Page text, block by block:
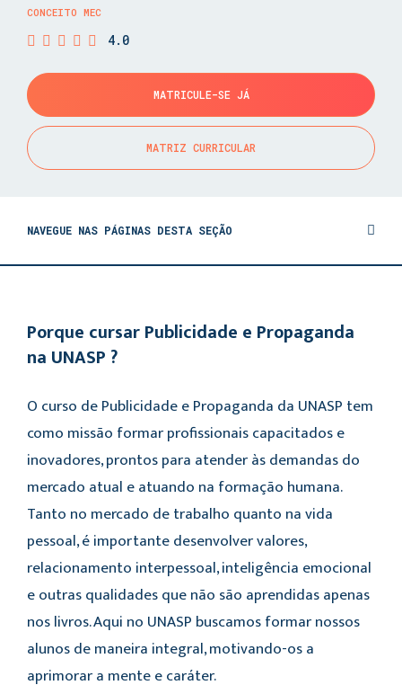
CONCEITO MEC
4.0
MATRICULE-SE JÁ
MATRIZ CURRICULAR
NAVEGUE NAS PÁGINAS DESTA SEÇÃO
Porque cursar Publicidade e Propaganda
na UNASP ?
O curso de Publicidade e Propaganda da UNASP tem
como missão formar profissionais capacitados e
inovadores, prontos para atender às demandas do
mercado atual e atuando na formação humana.
Tanto no mercado de trabalho quanto na vida
pessoal, é importante desenvolver valores,
relacionamento interpessoal, inteligência emocional
e outras qualidades que não são aprendidas apenas
nos livros. Aqui no UNASP buscamos formar nossos
alunos de maneira integral, motivando-os a
aprimorar a mente e caráter.